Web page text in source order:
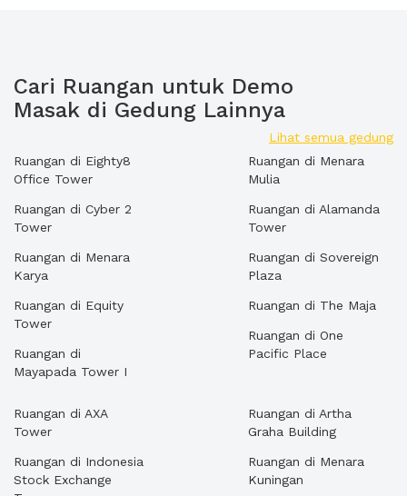
Cari Ruangan untuk Demo
Masak di Gedung Lainnya
Lihat semua gedung
Ruangan di Eighty8
Office Tower
Ruangan di Cyber 2
Tower
Ruangan di Menara
Karya
Ruangan di Equity
Tower
Ruangan di
Mayapada Tower I
Ruangan di Menara
Mulia
Ruangan di Alamanda
Tower
Ruangan di Sovereign
Plaza
Ruangan di The Maja
Ruangan di One
Pacific Place
Ruangan di AXA
Tower
Ruangan di Indonesia
Stock Exchange
Ruangan di Artha
Graha Building
Ruangan di Menara
Kuningan